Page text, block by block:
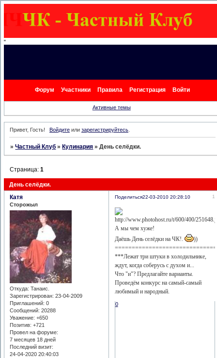
"
Форум Участники Правила Регистрация Войти
Активные темы
Привет, Гость! Войдитеили зарегистрируйтесь.
»Частный Клуб »Кулинария »День селёдки.
День селёдки.
Страница:1
Поделиться 1
22-03-2010 20:28:10
Катя
Сторожыл
Откуда: Танаис.
Зарегистрирован: 23-04-2009
Приглашений: 0
Сообщений: 20288
Уважение: +650
Позитив: +721
Провел на форуме:
7 месяцев 18 дней
Последний визит:
24-04-2020 20:40:03
А мы чем хуже!
Даёшь День селёдки на ЧК!.
))
***Лежат три штуки в холодильнике,
ждут, когда соберусь с духом и...
Что "и"? Предлагайте варианты.
Проведём конкурс на самый-самый
любимый и народный.
0